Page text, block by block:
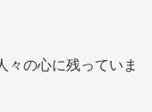
々の心に残っていま